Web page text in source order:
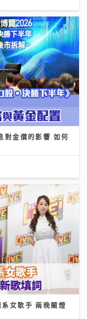
對金價的影響 如何
系女歌手 兩晚關燈